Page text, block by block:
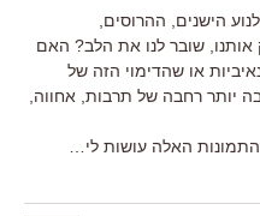
הישנים, ההרוסים,
שובר לנו את הלב? האם
או שהדימוי הזה של
יותר רחבה של תרבות, אחווה,
האלה עושות לי…